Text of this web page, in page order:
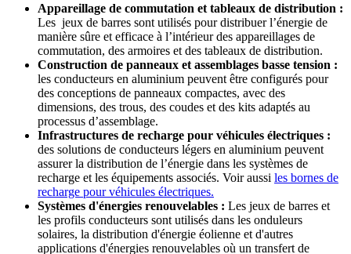
Appareillage de commutation et tableaux de distribution :
Les jeux de barres sont utilisés pour distribuer l’énergie de
manière sûre et efficace à l’intérieur des appareillages de
commutation, des armoires et des tableaux de distribution.
Construction de panneaux et assemblages basse tension :
les conducteurs en aluminium peuvent être configurés pour
des conceptions de panneaux compactes, avec des
dimensions, des trous, des coudes et des kits adaptés au
processus d’assemblage.
Infrastructures de recharge pour véhicules électriques :
des solutions de conducteurs légers en aluminium peuvent
assurer la distribution de l’énergie dans les systèmes de
recharge et les équipements associés. Voir aussi les bornes de
recharge pour véhicules électriques.
Systèmes d'énergies renouvelables : Les jeux de barres et
les profils conducteurs sont utilisés dans les onduleurs
solaires, la distribution d'énergie éolienne et d'autres
applications d'énergies renouvelables où un transfert de